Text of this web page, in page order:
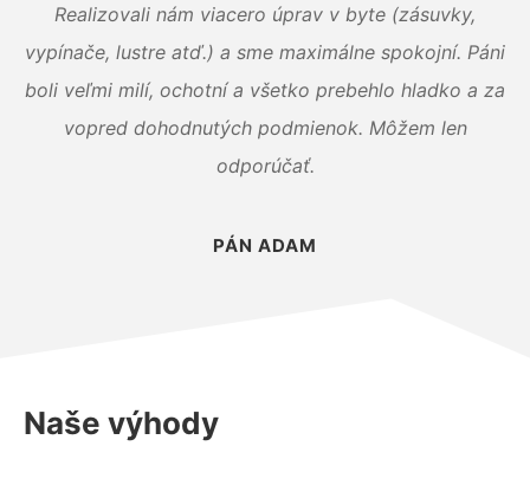
Realizovali nám viacero úprav v byte (zásuvky,
vypínače, lustre atď.) a sme maximálne spokojní. Páni
boli veľmi milí, ochotní a všetko prebehlo hladko a za
vopred dohodnutých podmienok. Môžem len
odporúčať.
PÁN ADAM
Naše výhody